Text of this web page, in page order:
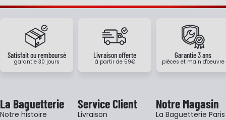
Satisfait ou remboursé
garantie 30 jours
Livraison offerte
à partir de 59€
Garantie 3 ans
pièces et main d'oeuvre
La Baguetterie
Notre histoire
Service Client
Livraison
Notre Magasin
La Baguetterie Paris